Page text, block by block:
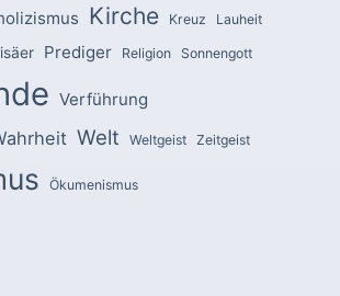
Kirche Kreuz Lauheit
Prediger Religion Sonnengott
Verführung
Welt Weltgeist Zeitgeist
Ökumenismus